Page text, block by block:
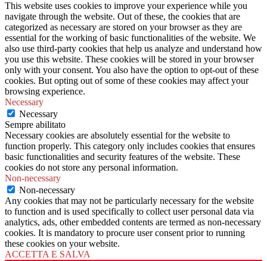
This website uses cookies to improve your experience while you
navigate through the website. Out of these, the cookies that are
categorized as necessary are stored on your browser as they are
essential for the working of basic functionalities of the website. We
also use third-party cookies that help us analyze and understand how
you use this website. These cookies will be stored in your browser
only with your consent. You also have the option to opt-out of these
cookies. But opting out of some of these cookies may affect your
browsing experience.
Necessary
Necessary
Sempre abilitato
Necessary cookies are absolutely essential for the website to
function properly. This category only includes cookies that ensures
basic functionalities and security features of the website. These
cookies do not store any personal information.
Non-necessary
Non-necessary
Any cookies that may not be particularly necessary for the website
to function and is used specifically to collect user personal data via
analytics, ads, other embedded contents are termed as non-necessary
cookies. It is mandatory to procure user consent prior to running
these cookies on your website.
ACCETTA E SALVA